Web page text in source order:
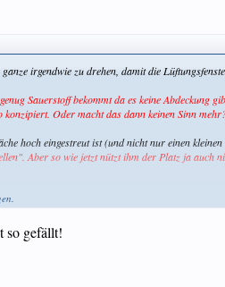
irgendwie zu drehen, damit die
Sauerstoff bekommt da es keine Abdeckung
Oder macht das dann keinen Sinn
hoch eingestreut ist (und nicht nur einen kleinen
Aber so wie jetzt nützt ihm der Platz ja auch
gleich mehr Bewegungsfreiraum.
Dimension..
so gefällt!